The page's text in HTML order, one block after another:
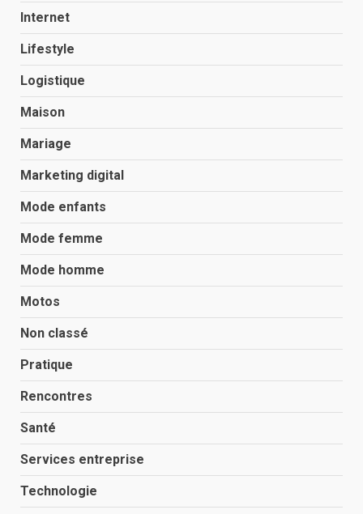
Internet
Lifestyle
Logistique
Maison
Mariage
Marketing digital
Mode enfants
Mode femme
Mode homme
Motos
Non classé
Pratique
Rencontres
Santé
Services entreprise
Technologie